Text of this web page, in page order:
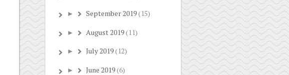
► September 2019(15)
► August 2019(11)
► July 2019(12)
► June 2019(6)